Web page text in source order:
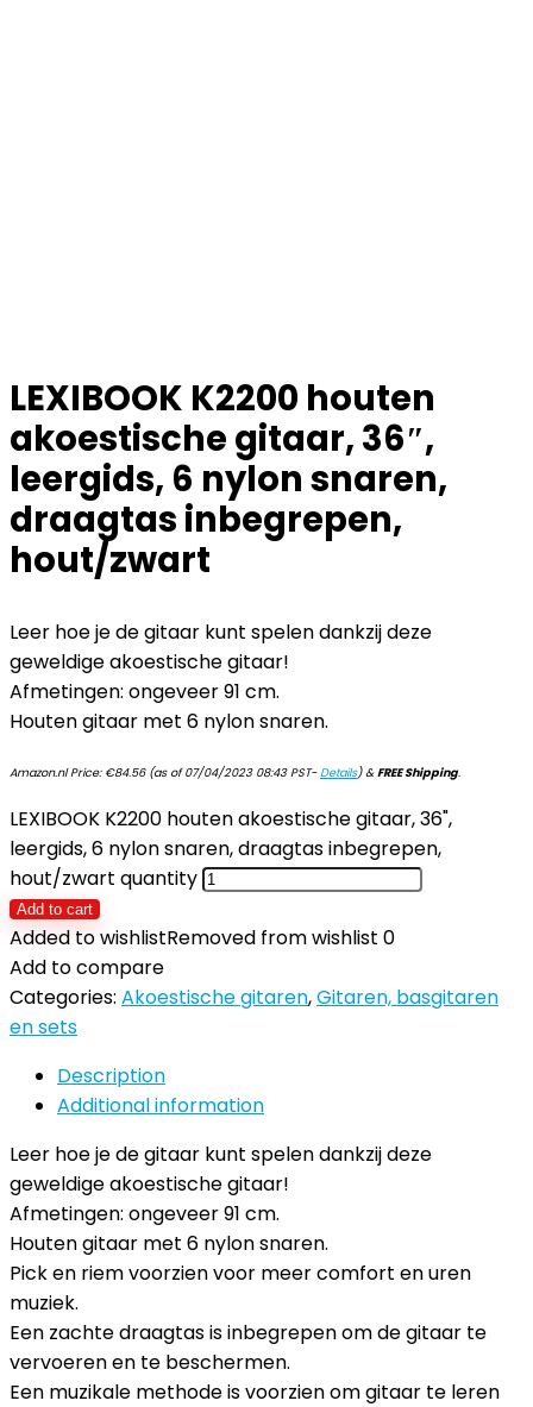
LEXIBOOK K2200 houten
akoestische gitaar, 36″,
leergids, 6 nylon snaren,
draagtas inbegrepen,
hout/zwart
Leer hoe je de gitaar kunt spelen dankzij deze
geweldige akoestische gitaar!
Afmetingen: ongeveer 91 cm.
Houten gitaar met 6 nylon snaren.
Amazon.nl Price: €84.56(as of 07/04/2023 08:43 PST-Details)&FREE Shipping.
LEXIBOOK K2200 houten akoestische gitaar, 36",
leergids, 6 nylon snaren, draagtas inbegrepen,
hout/zwart quantity
Add to cart
Added to wishlistRemoved from wishlist 0
Add to compare
Categories: Akoestische gitaren,Gitaren, basgitaren
en sets
Description
Additional information
Leer hoe je de gitaar kunt spelen dankzij deze
geweldige akoestische gitaar!
Afmetingen: ongeveer 91 cm.
Houten gitaar met 6 nylon snaren.
Pick en riem voorzien voor meer comfort en uren
muziek.
Een zachte draagtas is inbegrepen om de gitaar te
vervoeren en te beschermen.
Een muzikale methode is voorzien om gitaar te leren